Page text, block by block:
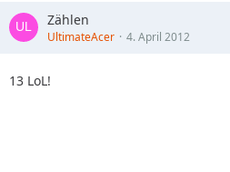
Zählen
UltimateAcer 4. April 2012
13 LoL!